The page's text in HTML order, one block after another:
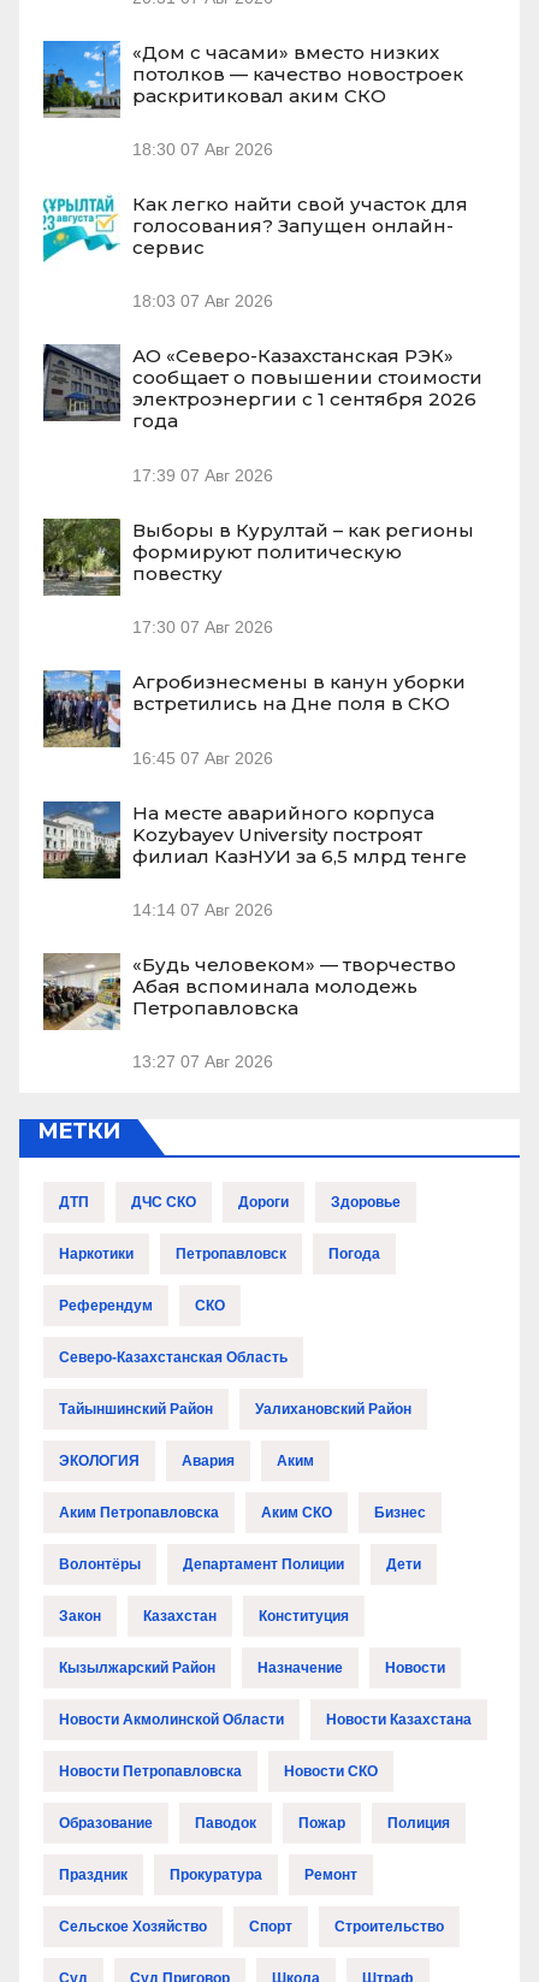
«Дом с часами» вместо низких
потолков — качество новостроек
раскритиковал аким СКО
18:30 07 Авг 2026
Как легко найти свой участок для
голосования? Запущен онлайн-
сервис
18:03 07 Авг 2026
АО «Северо-Казахстанская РЭК»
сообщает о повышении стоимости
электроэнергии с 1 сентября 2026
года
17:39 07 Авг 2026
Выборы в Курултай – как регионы
формируют политическую
повестку
17:30 07 Авг 2026
Агробизнесмены в канун уборки
встретились на Дне поля в СКО
16:45 07 Авг 2026
На месте аварийного корпуса
Kozybayev University построят
филиал КазНУИ за 6,5 млрд тенге
14:14 07 Авг 2026
«Будь человеком» — творчество
Абая вспоминала молодежь
Петропавловска
13:27 07 Авг 2026
МЕТКИ
ДТП ДЧС СКО Дороги Здоровье
Наркотики Петропавловск Погода
Референдум СКО
Северо-Казахстанская Область
Тайыншинский Район Уалихановский Район
ЭКОЛОГИЯ Авария Аким
Аким Петропавловска Аким СКО Бизнес
Волонтёры Департамент Полиции Дети
Закон Казахстан Конституция
Кызылжарский Район Назначение Новости
Новости Акмолинской Области Новости Казахстана
Новости Петропавловска Новости СКО
Образование Паводок Пожар Полиция
Праздник Прокуратура Ремонт
Сельское Хозяйство Спорт Строительство